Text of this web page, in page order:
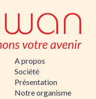
A propos
Société
Présentation
Notre organisme